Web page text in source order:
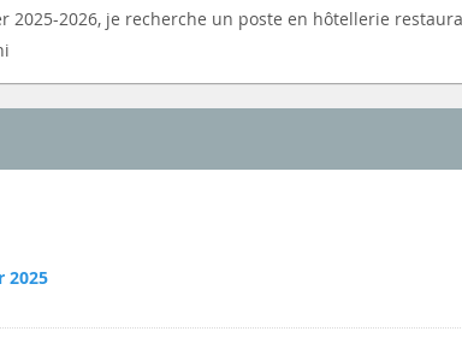
2025-2026, je recherche un poste en hôtellerie
2025